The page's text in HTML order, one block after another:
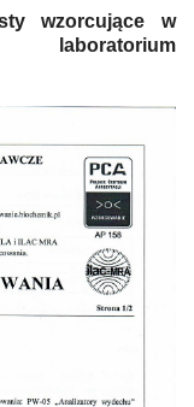
wzorcujące w
laboratorium